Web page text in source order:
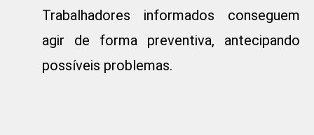
Trabalhadores informados conseguem
agir de forma preventiva, antecipando
possíveis problemas.